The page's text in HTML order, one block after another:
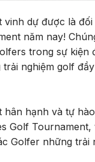
vinh dự được là đối
năm nay!
trong sự kiện
trải nghiệm golf
hân hạnh và tự
Golf
Golfer những trải